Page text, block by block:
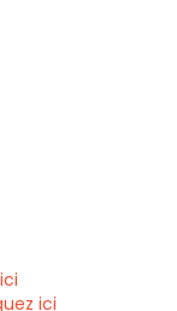
ici